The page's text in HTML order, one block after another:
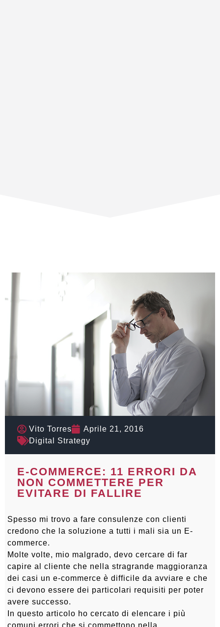
Vito Torres
Aprile 21, 2016
Digital Strategy
E-COMMERCE: 11 ERRORI DA
NON COMMETTERE PER
EVITARE DI FALLIRE
Spesso mi trovo a fare consulenze con clienti
credono che la soluzione a tutti i mali sia un E-
commerce.
Molte volte, mio malgrado, devo cercare di far
capire al cliente che nella stragrande maggioranza
dei casi un e-commerce è difficile da avviare e che
ci devono essere dei particolari requisiti per poter
avere successo.
In questo articolo ho cercato di elencare i più
comuni errori che si commettono nella